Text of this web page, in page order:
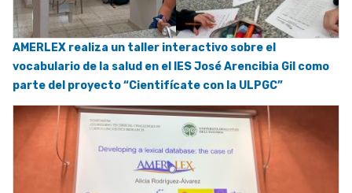
AMERLEX realiza un taller interactivo sobre el
vocabulario de la salud en el IES José Arencibia Gil como
parte del proyecto “Cientifícate con la ULPGC”